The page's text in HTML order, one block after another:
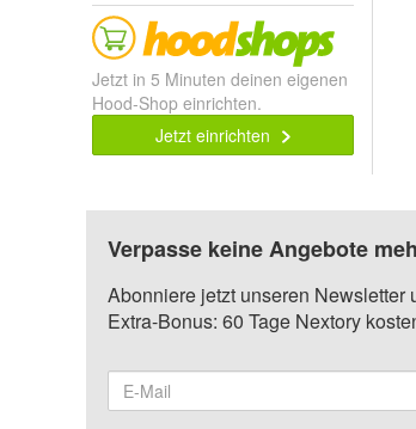
Jetzt in 5 Minuten deinen eigenen
Hood-Shop einrichten.
Jetzt einrichten
Verpasse keine Angebote
Abonniere jetzt unseren
Extra-Bonus: 60 Tage Nextory